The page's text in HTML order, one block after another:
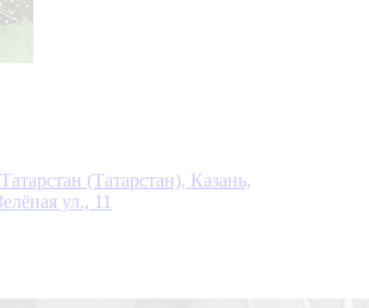
(Татарстан), Казань,
ул., 11